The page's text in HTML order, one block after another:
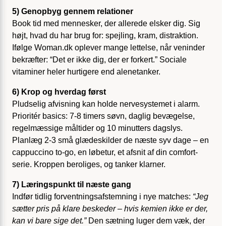
5) Genopbyg gennem relationer
Book tid med mennesker, der allerede elsker dig. Sig
højt, hvad du har brug for: spejling, kram, distraktion.
Ifølge Woman.dk oplever mange lettelse, når veninder
bekræfter: “Det er ikke dig, der er forkert.” Sociale
vitaminer heler hurtigere end alenetanker.
6) Krop og hverdag først
Pludselig afvisning kan holde nervesystemet i alarm.
Prioritér basics: 7-8 timers søvn, daglig bevægelse,
regelmæssige måltider og 10 minutters dagslys.
Planlæg 2-3 små glædeskilder de næste syv dage – en
cappuccino to-go, en løbetur, et afsnit af din comfort-
serie. Kroppen beroliges, og tanker klarner.
7) Læringspunkt til næste gang
Indfør tidlig forventningsafstemning i nye matches: “Jeg
sætter pris på klare beskeder – hvis kemien ikke er der,
kan vi bare sige det.”Den sætning luger dem væk, der